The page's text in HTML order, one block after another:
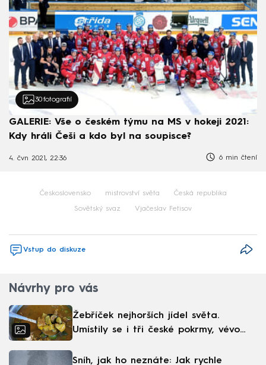
30 fotografií
GALERIE: Vše o českém týmu na MS v hokeji 2021:
Kdy hráli Češi a kdo byl na soupisce?
4. čvn 2021, 22:36 6 min čtení
Československo mistrovství světa Česká republika
Sovětský svaz Vjačeslav Fetisov
Vstup do diskuze
Návrhy pro vás
Žebříček nejhorších jídel světa.
Umístily se i tři české pokrmy, vévodí
Sníh, jak ho neznáte: Jak rychle